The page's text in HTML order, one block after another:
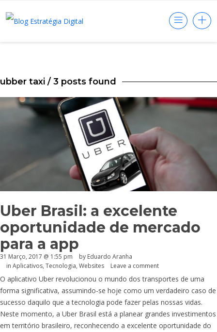
ubber taxi / 3 posts found
Uber Brasil: a excelente
oportunidade de mercado
para a app
31 Março, 2017 @ 1:55 pm by Eduardo Aranha
in Aplicativos, Tecnologia, Websites Leave a comment
O aplicativo Uber revolucionou o mundo dos transportes de uma
forma significativa, assumindo-se hoje como um verdadeiro caso de
sucesso daquilo que a tecnologia pode fazer pelas nossas vidas.
Neste momento, a Uber Brasil está a planear grandes investimentos
em território brasileiro, reconhecendo a excelente oportunidade do